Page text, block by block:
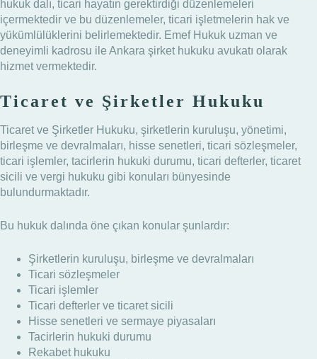
hukuk dalı, ticari hayatın gerektirdiği düzenlemeleri
içermektedir ve bu düzenlemeler, ticari işletmelerin hak ve
yükümlülüklerini belirlemektedir. Emef Hukuk uzman ve
deneyimli kadrosu ile Ankara şirket hukuku avukatı olarak
hizmet vermektedir.
Ticaret ve Şirketler Hukuku
Ticaret ve Şirketler Hukuku, şirketlerin kuruluşu, yönetimi,
birleşme ve devralmaları, hisse senetleri, ticari sözleşmeler,
ticari işlemler, tacirlerin hukuki durumu, ticari defterler, ticaret
sicili ve vergi hukuku gibi konuları bünyesinde
bulundurmaktadır.
Bu hukuk dalında öne çıkan konular şunlardır:
Şirketlerin kuruluşu, birleşme ve devralmaları
Ticari sözleşmeler
Ticari işlemler
Ticari defterler ve ticaret sicili
Hisse senetleri ve sermaye piyasaları
Tacirlerin hukuki durumu
Rekabet hukuku